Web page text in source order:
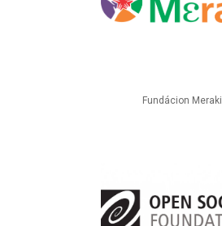
Fundácion Meraki